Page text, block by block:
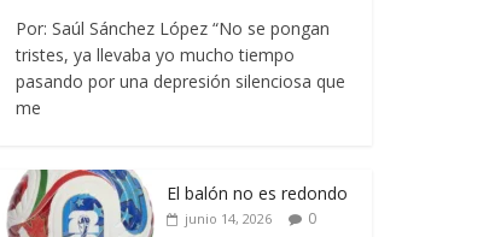
Por: Saúl Sánchez López “No se pongan
tristes, ya llevaba yo mucho tiempo
pasando por una depresión silenciosa que
me
El balón no es redondo
junio 14, 2026 0